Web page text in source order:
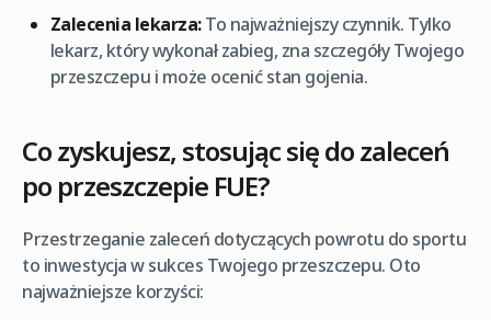
Zalecenia lekarza:To najważniejszy czynnik. Tylko
lekarz, który wykonał zabieg, zna szczegóły Twojego
przeszczepu i może ocenić stan gojenia.
Co zyskujesz, stosując się do zaleceń
po przeszczepie FUE?
Przestrzeganie zaleceń dotyczących powrotu do sportu
to inwestycja w sukces Twojego przeszczepu. Oto
najważniejsze korzyści: